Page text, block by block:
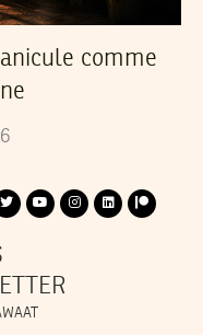
comme